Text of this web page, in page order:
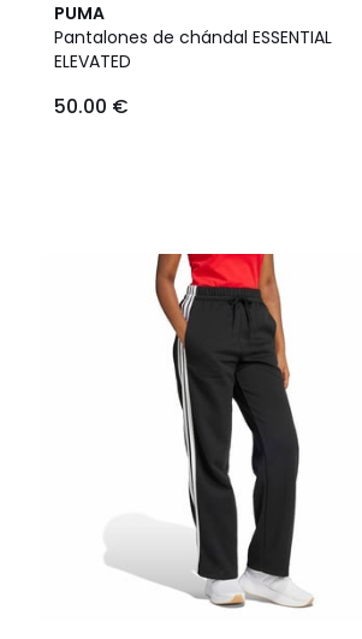
PUMA
Pantalones de chándal ESSENTIAL
ELEVATED
50.00 €